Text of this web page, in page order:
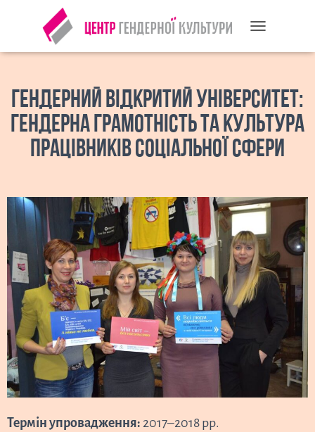
М
К
Н
У
Т
И
В
І
А
І
Ю
ГЕНДЕРНИЙ ВІДКРИТИЙ УНІВЕРСИТЕТ:
ГЕНДЕРНА ГРАМОТНІСТЬ ТА КУЛЬТУРА
ПРАЦІВНИКІВ СОЦІАЛЬНОЇ СФЕРИ
Термін упровадження: 2017–2018 рр.